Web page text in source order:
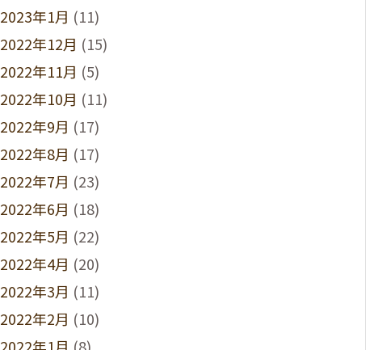
2023年1月 (11)
2022年12月 (15)
2022年11月 (5)
2022年10月 (11)
2022年9月 (17)
2022年8月 (17)
2022年7月 (23)
2022年6月 (18)
2022年5月 (22)
2022年4月 (20)
2022年3月 (11)
2022年2月 (10)